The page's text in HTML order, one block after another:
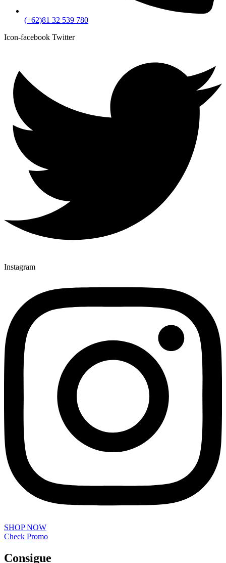
(+62)81 32 539 780
Icon-facebook Twitter
Instagram
SHOP NOW
Check Promo
Consigue